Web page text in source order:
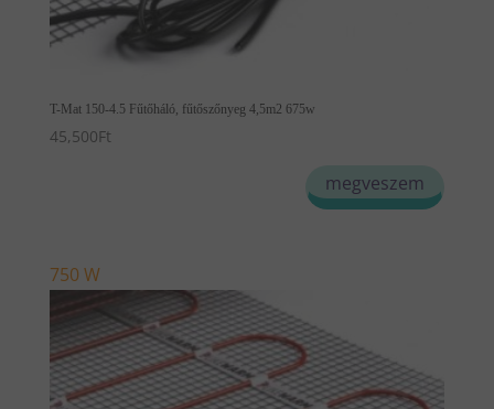
T-Mat 150-4.5 Fűtőháló, fűtőszőnyeg 4,5m2 675w
45,500Ft
megveszem
750 W